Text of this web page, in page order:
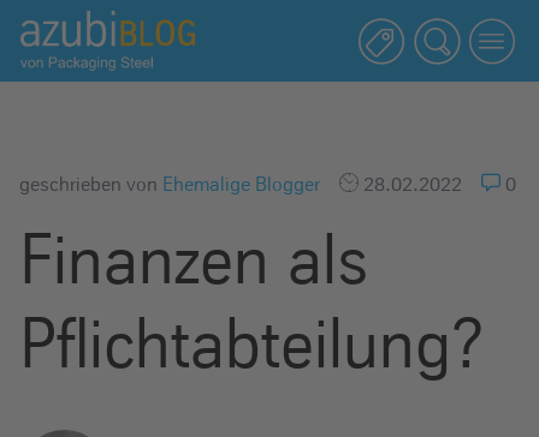
A
z
u
b
s
geschrieben von Ehemalige Blogger 28.02.2022 0
Finanzen als
Pflichtabteilung?